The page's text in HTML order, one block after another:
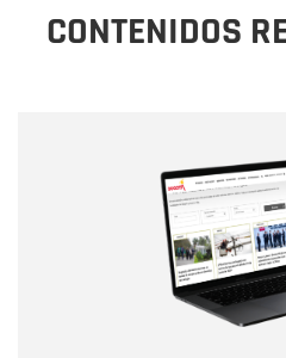
CONTENIDOS
Correo electrónico
Tipo de comentario